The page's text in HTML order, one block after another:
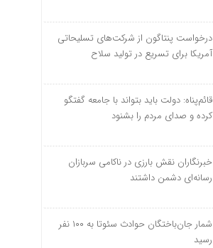
درخواست پنتاگون از شرکت‌های تسلیحاتی
آمریکا برای تسریع در تولید سلاح
قائم‌پناه: دولت باید بتواند با جامعه گفتگو
کرده و صدای مردم را بشنود
خبرنگاران نقش بارزی در ناکامی سربازان
رسانه‌ای دشمن داشتند
شمار جان‌باختگان حوادث سئوتا به ۱۰۰ نفر
رسید